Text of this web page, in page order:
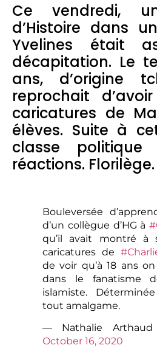
Ce vendredi,
d’Histoire dans
Yvelines était
décapitation. Le
ans, d’origine
reprochait
caricatures de
élèves. Suite à
classe
réactions. Florilège.
Bouleversée
d’un collègue d’HG à
qu’il avait montré à
caricatures de
de voir qu’à 18 ans
dans le fanatisme
islamiste.
tout amalgame.
— Nathalie Arthaud
October 16, 2020